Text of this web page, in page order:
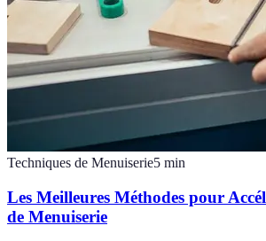
Techniques de Menuiserie5 min
Les Meilleures Méthodes pour
de Menuiserie